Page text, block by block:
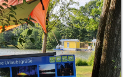
(nur 8 km)
Handwerksmuseum,
Historisches Rathaus,
Diepenbrock. Shopping "Am